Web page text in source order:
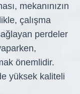
mekanınızın
çalışma
perdeler
önemlidir.
yüksek kaliteli